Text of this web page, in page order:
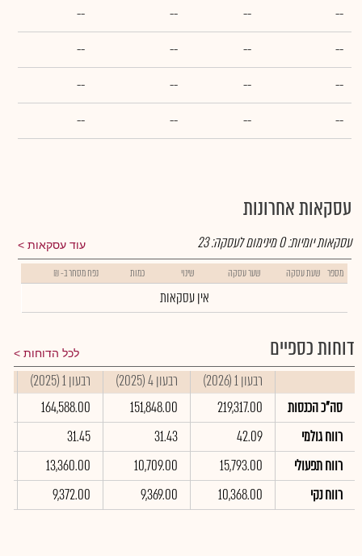
--
--
--
--
--
--
--
--
--
--
--
--
--
--
--
--
עסקאות אחרונות
עוד עסקאות עסקאות יומיות:0מינימום לעסקה:23
מספר שעת עסקה שער עסקה שינוי כמות נפח מסחר ב- ₪
אין עסקאות
דוחות כספיים לכל הדוחות
רבעון 1 (2026) רבעון 4 (2025) רבעון 1 (2025)
סה"כ הכנסות
219,317.00
151,848.00
164,588.00
רווח גולמי
42.09
31.43
31.45
רווח תפעולי
15,793.00
10,709.00
13,360.00
רווח נקי
10,368.00
9,369.00
9,372.00